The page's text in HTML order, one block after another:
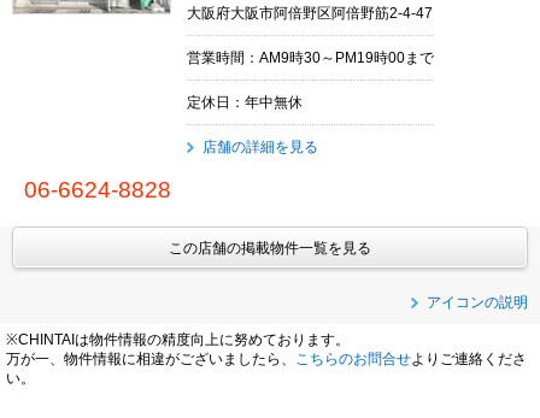
大阪府大阪市阿倍野区阿倍野筋2-4-47
営業時間：AM9時30～PM19時00まで
定休日：年中無休
店舗の詳細を見る
06-6624-8828
この店舗の掲載物件一覧を見る
アイコンの説明
※CHINTAIは物件情報の精度向上に努めております。
万が一、物件情報に相違がございましたら、
こちらのお問合せよりご連絡くださ
い。